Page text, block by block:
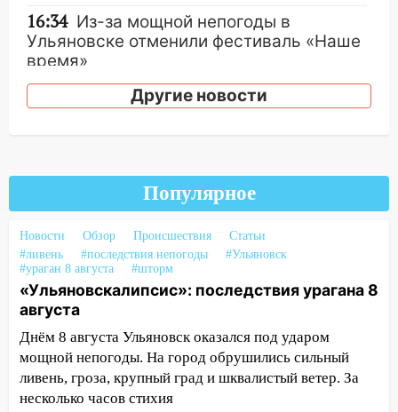
16:34 Из-за мощной непогоды в
Ульяновске отменили фестиваль «Наше
время»
16:17
Мелекесский район первым в
Ульяновской области намолотил более
Ульяновской области подали более 10
тысяч заявлений
15:04
Фоторепортаж с улиц Ульяновска
после шторма: поваленные деревья и
затопленные улицы
14:28 Ураган вырвал остановку на улице
Деева в Заволжье
14:26 Жители Ульяновска сами
пытаются расчистить ливнёвки, не
дождавшись коммунальщиков
Другие новости
Популярное
Новости Обзор Происшествия
Статьи
#ливень
#последствия непогоды
#Ульяновск
#ураган 8 августа
#шторм
«Ульяновскалипсис»: последствия урагана 8
августа
Днём 8 августа Ульяновск оказался под ударом
мощной непогоды. На город обрушились сильный
ливень, гроза, крупный град и шквалистый ветер. За
несколько часов стихия